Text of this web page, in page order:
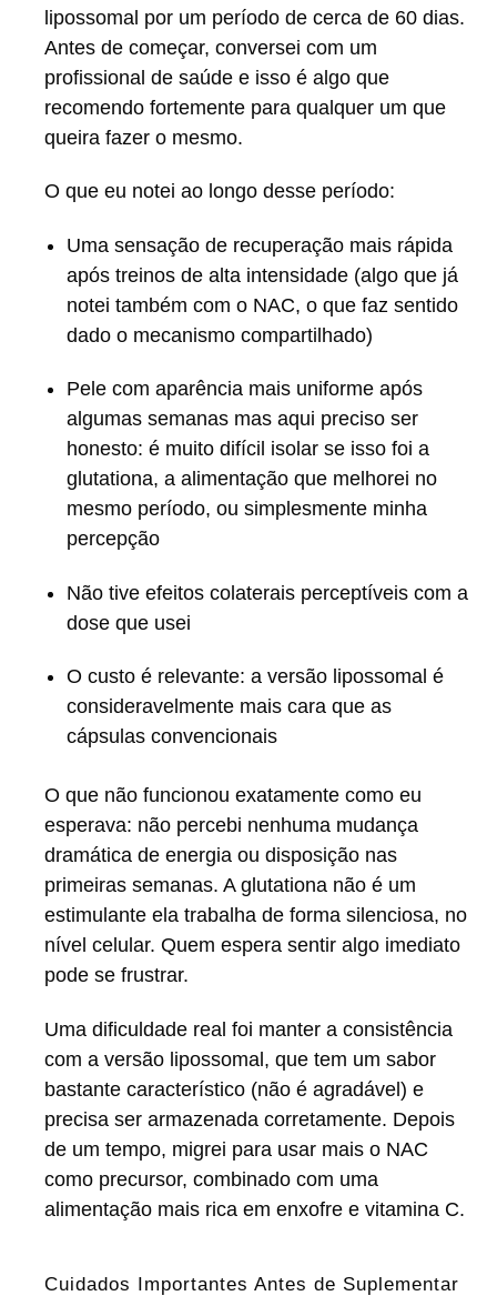
lipossomal por um período de cerca de 60 dias.
Antes de começar, conversei com um
profissional de saúde e isso é algo que
recomendo fortemente para qualquer um que
queira fazer o mesmo.
O que eu notei ao longo desse período:
Uma sensação de recuperação mais rápida
após treinos de alta intensidade (algo que já
notei também com o NAC, o que faz sentido
dado o mecanismo compartilhado)
Pele com aparência mais uniforme após
algumas semanas mas aqui preciso ser
honesto: é muito difícil isolar se isso foi a
glutationa, a alimentação que melhorei no
mesmo período, ou simplesmente minha
percepção
Não tive efeitos colaterais perceptíveis com a
dose que usei
O custo é relevante: a versão lipossomal é
consideravelmente mais cara que as
cápsulas convencionais
O que não funcionou exatamente como eu
esperava: não percebi nenhuma mudança
dramática de energia ou disposição nas
primeiras semanas. A glutationa não é um
estimulante ela trabalha de forma silenciosa, no
nível celular. Quem espera sentir algo imediato
pode se frustrar.
Uma dificuldade real foi manter a consistência
com a versão lipossomal, que tem um sabor
bastante característico (não é agradável) e
precisa ser armazenada corretamente. Depois
de um tempo, migrei para usar mais o NAC
como precursor, combinado com uma
alimentação mais rica em enxofre e vitamina C.
Cuidados Importantes Antes de Suplementar